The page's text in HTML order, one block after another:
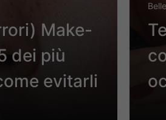
Make-
dei più
evitarli